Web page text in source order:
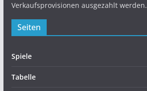
Verkaufsprovisionen ausgezahlt werden.
Seiten
Spiele
Tabelle